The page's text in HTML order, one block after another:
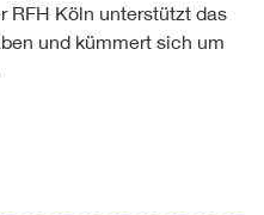
RFH Köln unterstützt das
und kümmert sich um